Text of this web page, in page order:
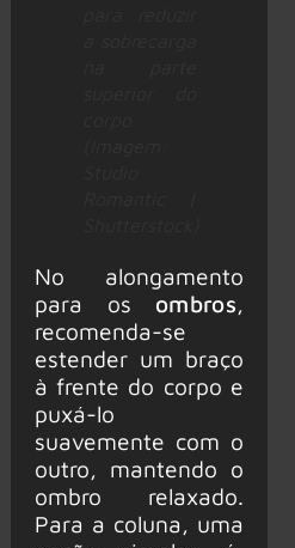
No alongamento
para os ombros
recomenda-se
estender um braço
à frente do corpo e
puxá-lo
suavemente com o
outro, mantendo o
ombro relaxado.
Para a coluna, uma